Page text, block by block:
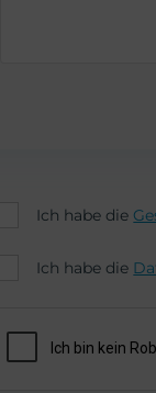
Ich habe die
Ich habe die